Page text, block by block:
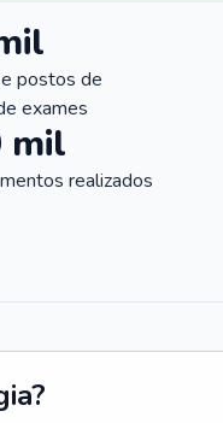
postos de
exames
mil
realizados